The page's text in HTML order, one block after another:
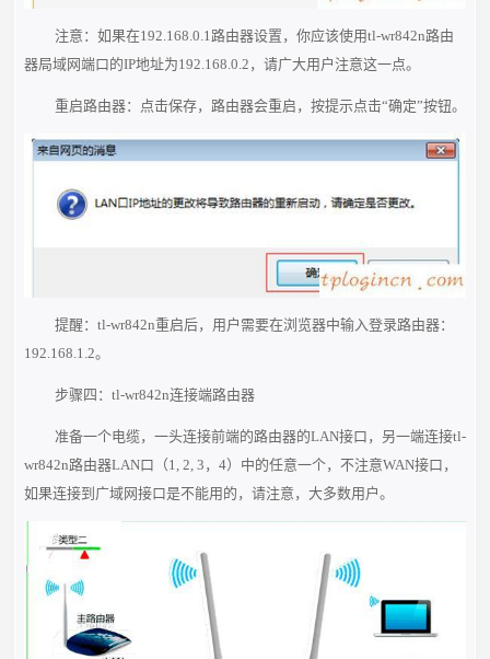
注意：如果在192.168.0.1路由器设置，你应该使用tl-wr842n路由
器局域网端口的IP地址为192.168.0.2，请广大用户注意这一点。
重启路由器：点击保存，路由器会重启，按提示点击“确定”按钮。
提醒：tl-wr842n重启后，用户需要在浏览器中输入登录路由器：
192.168.1.2。
步骤四：tl-wr842n连接端路由器
准备一个电缆，一头连接前端的路由器的LAN接口，另一端连接tl-
wr842n路由器LAN口（1, 2, 3，4）中的任意一个，不注意WAN接口，
如果连接到广域网接口是不能用的，请注意，大多数用户。